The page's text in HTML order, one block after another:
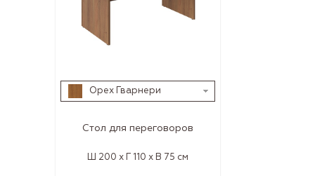
Орех Гварнери
Стол для переговоров
Ш 200 x Г 110 x В 75 см